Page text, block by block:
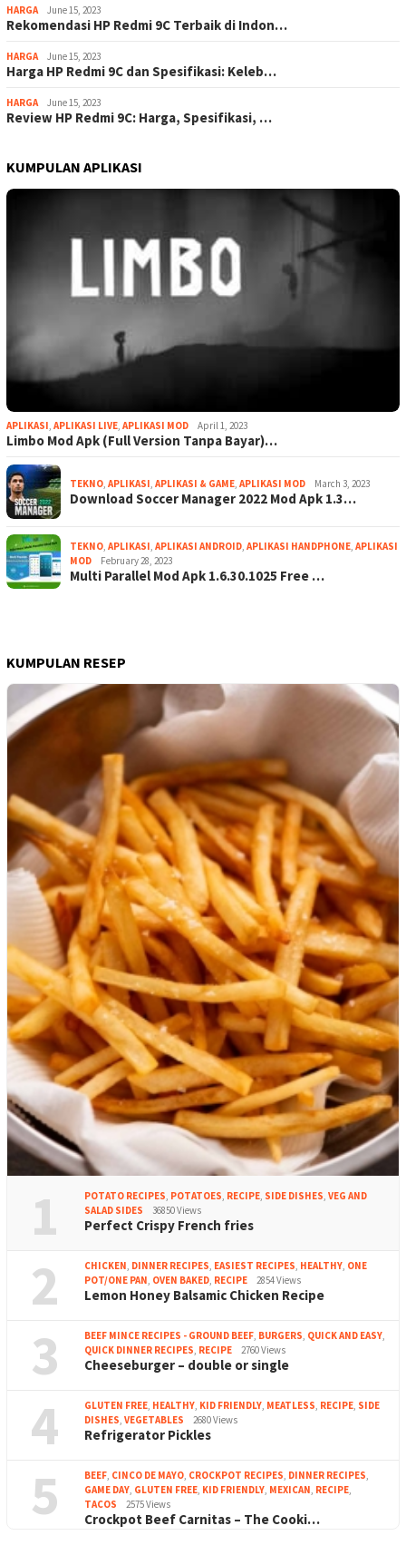
HARGA June 15, 2023
Rekomendasi HP Redmi 9C Terbaik di Indon…
HARGA June 15, 2023
Harga HP Redmi 9C dan Spesifikasi: Keleb…
HARGA June 15, 2023
Review HP Redmi 9C: Harga, Spesifikasi, …
KUMPULAN APLIKASI
APLIKASI, APLIKASI LIVE, APLIKASI MOD April 1, 2023
Limbo Mod Apk (Full Version Tanpa Bayar)…
TEKNO, APLIKASI, APLIKASI & GAME, APLIKASI MOD March 3, 2023
Download Soccer Manager 2022 Mod Apk 1.3…
TEKNO, APLIKASI, APLIKASI ANDROID, APLIKASI HANDPHONE, APLIKASI
MOD
February 28, 2023
Multi Parallel Mod Apk 1.6.30.1025 Free …
KUMPULAN RESEP
1 POTATO RECIPES, POTATOES, RECIPE, SIDE DISHES, VEG AND
SALAD SIDES
36850 Views
Perfect Crispy French fries
2 CHICKEN, DINNER RECIPES, EASIEST RECIPES, HEALTHY, ONE
POT/ONE PAN, OVEN BAKED, RECIPE 2854 Views
Lemon Honey Balsamic Chicken Recipe
3 BEEF MINCE RECIPES - GROUND BEEF, BURGERS, QUICK AND EASY,
QUICK DINNER RECIPES, RECIPE 2760 Views
Cheeseburger – double or single
4 GLUTEN FREE, HEALTHY, KID FRIENDLY, MEATLESS, RECIPE, SIDE
DISHES, VEGETABLES 2680 Views
Refrigerator Pickles
5 BEEF, CINCO DE MAYO, CROCKPOT RECIPES, DINNER RECIPES,
GAME DAY, GLUTEN FREE, KID FRIENDLY, MEXICAN, RECIPE,
TACOS
2575 Views
Crockpot Beef Carnitas – The Cooki…